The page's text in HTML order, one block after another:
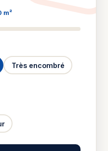
m²
Très encombré